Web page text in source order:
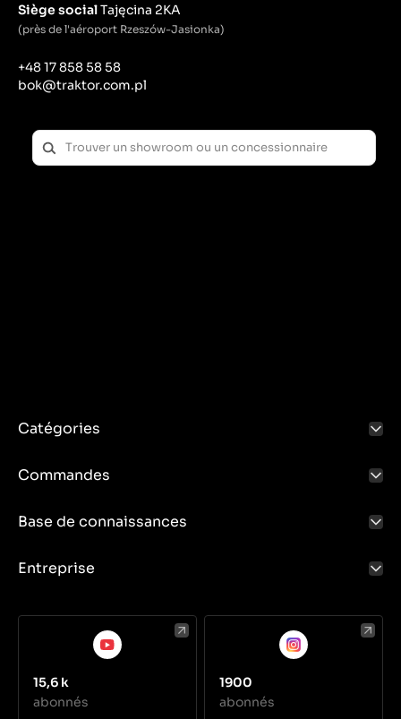
Siège socialTajęcina 2KA
(près de l'aéroport Rzeszów-Jasionka)
+48 17 858 58 58
bok@traktor.com.pl
Catégories
Commandes
Base de connaissances
Entreprise
15,6 k
abonnés
1900
abonnés